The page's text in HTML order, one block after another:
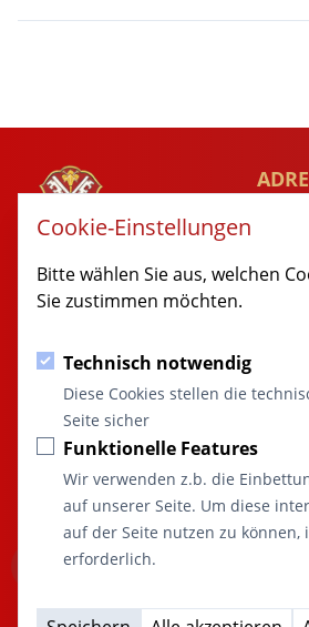
Cookie-Einstellungen
Bitte wählen Sie aus, welchen
Sie zustimmen möchten.
Technisch notwendig
Diese Cookies stellen die
Seite sicher
Funktionelle Features
Wir verwenden z.b. die
auf unserer Seite. Um diese
auf der Seite nutzen zu können,
erforderlich.
BURTENBACH
KONTAKT
08285 / 9998-0
rathaus@burtenbach.de
Freizeit
Vereine
Kontakt
“Marktgemeinde
Burtenbach:
Ort des
und der Vielfalt”